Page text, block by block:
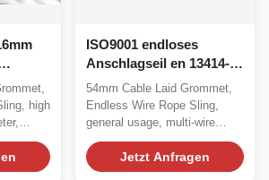
high
ISO9001 endloses
Anschlagseil en 13414-3
54mm
54mm Cable Laid Grommet,
Endless Wire Rope Sling,
general usage, multi-wire
strands sling Grommet...
Jetzt Anfragen